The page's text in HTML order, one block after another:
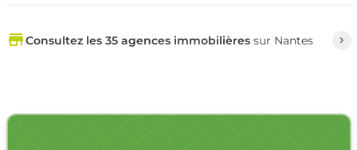
Consultez les 35 agences immobilièressur Nantes